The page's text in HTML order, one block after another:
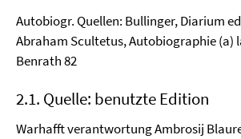
Autobiogr. Quellen: Bullinger, Diarium
Abraham Scultetus, Autobiographie (a)
Benrath 82
2.1. Quelle: benutzte Edition
Warhafft verantwortung Ambrosij